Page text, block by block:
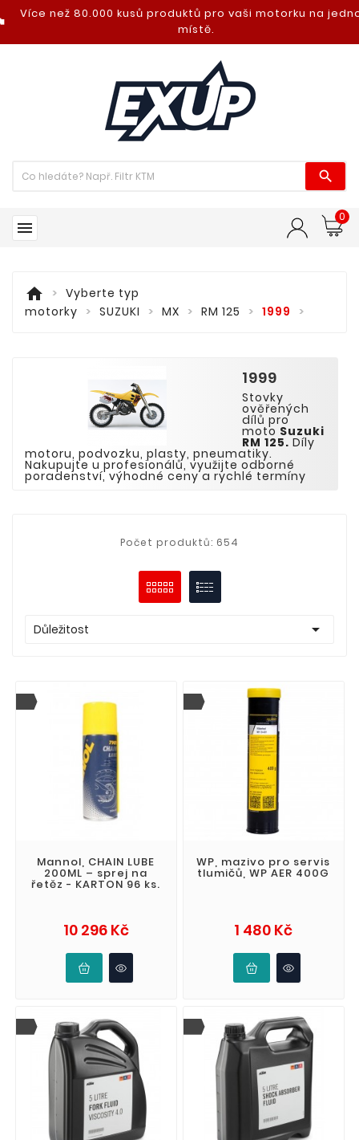
Více než 80.000 kusů produktů pro vaši motorku na
místě.


0
home
Vyberte typ
motorky
SUZUKI MX RM 125 1999
1999
Stovky
ověřených
dílů pro
moto Suzuki
RM 125. Díly
motoru, podvozku, plasty, pneumatiky.
Nakupujte u profesionálů, využijte odborné
poradenství, výhodné ceny a rychlé termíny
Počet produktů: 654
Důležitost 
Mannol, CHAIN LUBE
200ML – sprej na
řetěz - KARTON 96 ks.
10 296 KčCena
WP, mazivo pro servis
tlumičů, WP AER 400G
1 480 KčCena